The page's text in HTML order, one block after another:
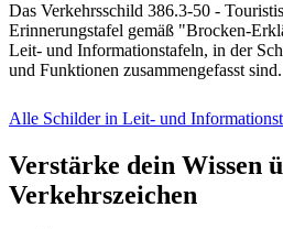
Das Verkehrsschild 386.3-50 -
Erinnerungstafel gemäß "Brocken-
Leit- und Informationstafeln, in der
und Funktionen zusammengefasst sind.
Alle Schilder in Leit- und
Verstärke dein Wissen
Verkehrszeichen